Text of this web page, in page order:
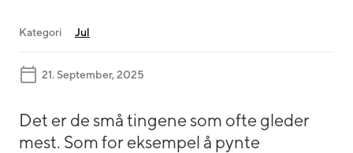
21. September, 2025
Kategori Jul
Det er de små tingene som ofte gleder
mest. Som for eksempel å pynte